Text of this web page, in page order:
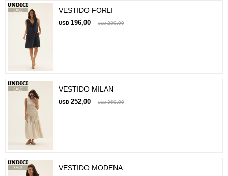
VESTIDO FORLI
USD 196,00 USD 280,00
VESTIDO MILAN
USD 252,00 USD 360,00
VESTIDO MODENA